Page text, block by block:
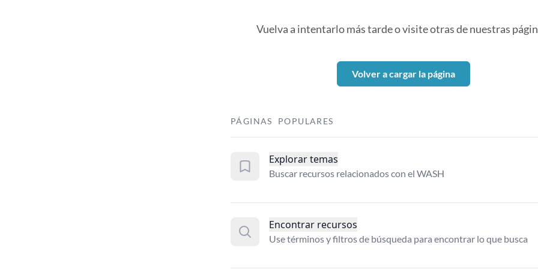
Vuelva a intentarlo más tarde o visite otras de nuestras
Volver a cargar la página
PÁGINAS POPULARES
Explorar temas
Buscar recursos relacionados con el WASH
Encontrar recursos
Use términos y filtros de búsqueda para encontrar lo que busca